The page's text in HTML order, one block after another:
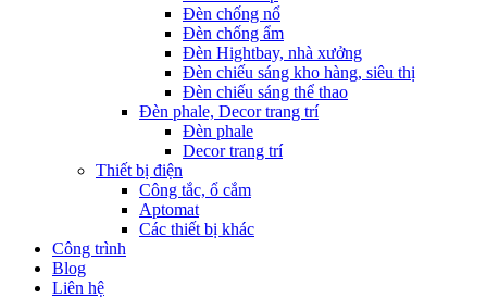
Đèn chống nổ
Đèn chống ẩm
Đèn Hightbay, nhà xưởng
Đèn chiếu sáng kho hàng, siêu thị
Đèn chiếu sáng thể thao
Đèn phale, Decor trang trí
Đèn phale
Decor trang trí
Thiết bị điện
Công tắc, ổ cắm
Aptomat
Các thiết bị khác
Công trình
Blog
Liên hệ